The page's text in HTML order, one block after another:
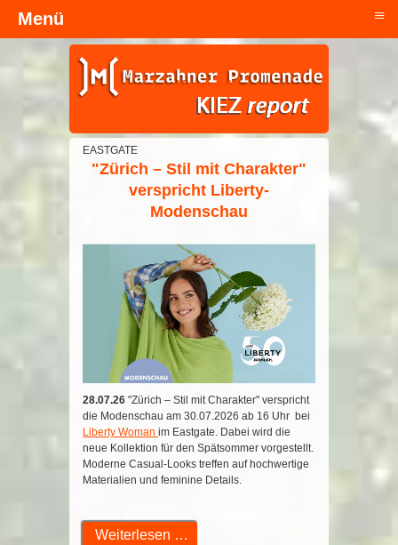
Kopfzeile
EASTGATE
"Zürich – Stil mit Charakter"
verspricht Liberty-
Modenschau
28.07.26 "Zürich – Stil mit Charakter" verspricht
die Modenschau am 30.07.2026 ab 16 Uhr bei
Liberty Woman im Eastgate. Dabei wird die
neue Kollektion für den Spätsommer vorgestellt.
Moderne Casual-Looks treffen auf hochwertige
Materialien und feminine Details.
Weiterlesen …
Menü ≡